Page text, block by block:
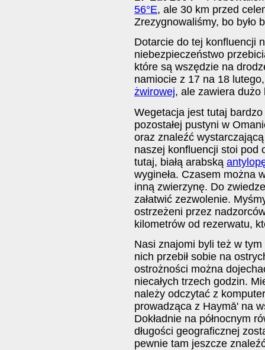
56°E, ale 30 km przed
Zrezygnowaliśmy, bo było
Dotarcie do tej konfluencji
niebezpieczeństwo
które są wszędzie na
namiocie z 17 na 18
żwirowej, ale zawiera
Wegetacja jest tutaj
pozostałej pustyni w
oraz znaleźć
naszej konfluencji stoi pod
tutaj, białą arabską
wygineła. Czasem można
inną zwierzynę. Do
załatwić zezwolenie.
ostrzeżeni przez
kilometrów od rezerwatu,
Nasi znajomi byli też w
nich przebił sobie na
ostrożności można
niecałych trzech godzin.
należy odczytać z
prowadząca z Haymā' na
Dokładnie na północnym
długości geograficznej
pewnie tam jeszcze